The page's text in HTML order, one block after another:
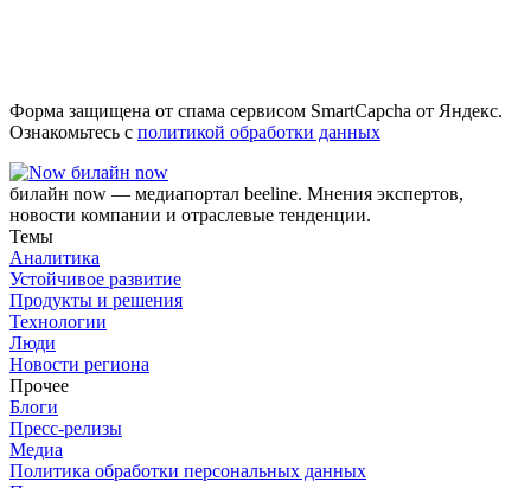
Форма защищена от спама сервисом SmartCapcha от Яндекс.
Ознакомьтесь с политикой обработки данных
билайн now
билайн now — медиапортал beeline. Мнения экспертов,
новости компании и отраслевые тенденции.
Темы
Аналитика
Устойчивое развитие
Продукты и решения
Технологии
Люди
Новости региона
Прочее
Блоги
Пресс-релизы
Медиа
Политика обработки персональных данных